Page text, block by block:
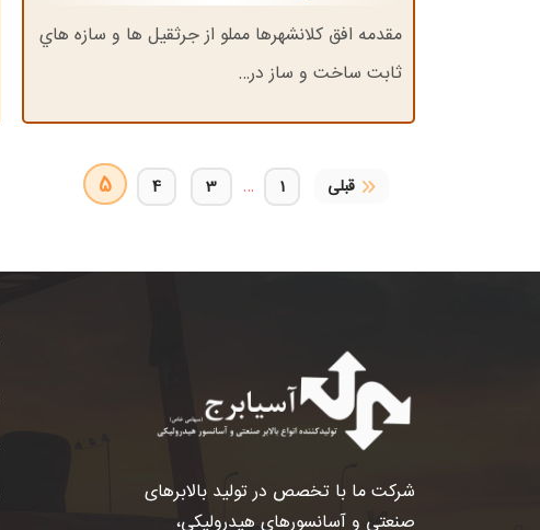
مقدمه افق کلانشهرها مملو از جرثقيل ها و سازه هاي
ثابت ساخت و ساز در…
صفحات
قبلی 1
…
3
4
5
شرکت ما با تخصص در تولید بالابرهای
صنعتی و آسانسورهای هیدرولیکی،